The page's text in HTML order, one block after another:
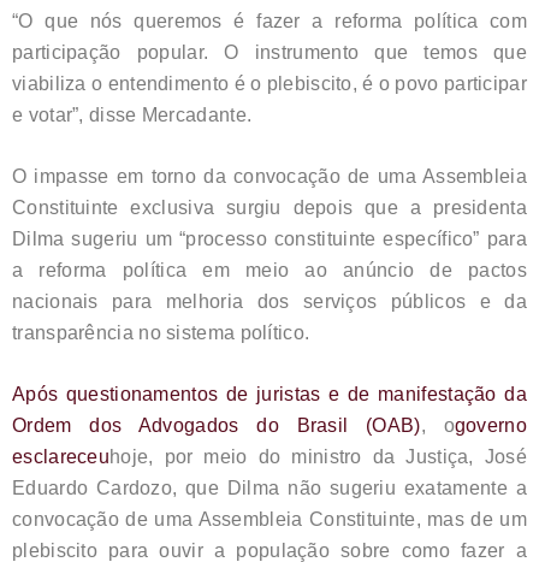
“O que nós queremos é fazer a reforma política com
participação popular. O instrumento que temos que
viabiliza o entendimento é o plebiscito, é o povo participar
e votar”, disse Mercadante.
O impasse em torno da convocação de uma Assembleia
Constituinte exclusiva surgiu depois que a presidenta
Dilma sugeriu um “processo constituinte específico” para
a reforma política em meio ao anúncio de pactos
nacionais para melhoria dos serviços públicos e da
transparência no sistema político.
Após questionamentos de juristas e de manifestação da
Ordem dos Advogados do Brasil (OAB), ogoverno
esclareceuhoje, por meio do ministro da Justiça, José
Eduardo Cardozo, que Dilma não sugeriu exatamente a
convocação de uma Assembleia Constituinte, mas de um
plebiscito para ouvir a população sobre como fazer a